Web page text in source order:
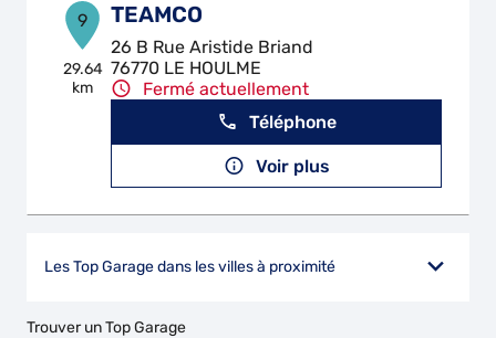
9
29.64
km
TEAMCO
26 B Rue Aristide Briand
76770 LE HOULME
Fermé actuellement
Téléphone
Voir plus
Les Top Garage dans les villes à proximité
Trouver un Top Garage